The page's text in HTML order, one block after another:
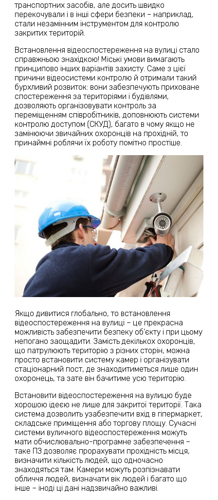
транспортних засобів, але досить швидко
перекочували і в інші сфери безпеки – наприклад,
стали незамінним інструментом для контролю
закритих територій.
Встановлення відеоспостереження на вулиці стало
справжньою знахідкою! Міські умови вимагають
принципово інших варіантів захисту. Саме з цієї
причини відеосистеми контролю й отримали такий
бурхливий розвиток: вони забезпечують приховане
спостереження за територіями і будівлями,
дозволяють організовувати контроль за
переміщенням співробітників, доповнюють системи
контролю доступом (СКУД), багато в чому якщо не
замінюючи звичайних охоронців на прохідній, то
принаймні роблячи їх роботу помітно простіше.
Якщо дивитися глобально, то встановлення
відеоспостереження на вулиці – це прекрасна
можливість забезпечити безпеку об’єкту і при цьому
непогано заощадити. Замість декількох охоронців,
що патрулюють територію з різних сторін, можна
просто встановити систему камер і організувати
стаціонарний пост, де знаходитиметься лише один
охоронець, та зате він бачитиме усю територію.
Встановити відеоспостереження на вулицю буде
хорошою ідеєю не лише для закритої території. Така
система дозволить узабезпечити вхід в гіпермаркет,
складське приміщення або торгову площу. Сучасні
системи вуличного відеоспостереження можуть
мати обчислювально-програмне забезпечення –
таке ПЗ дозволяє прорахувати прохідність місця,
визначити кількість людей, що одночасно
знаходяться там. Камери можуть розпізнавати
обличчя людей, визначати вік людей і багато що
інше – іноді ці дані надзвичайно важливі.